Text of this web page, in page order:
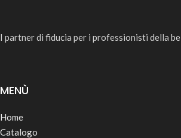
I partner di fiducia per i professionisti della
MENÙ
Home
Catalogo